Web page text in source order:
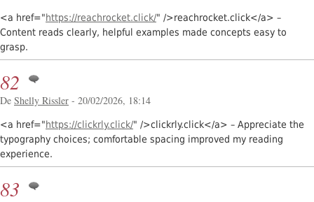
<a href="https://reachrocket.click/" />reachrocket.click</a> –
Content reads clearly, helpful examples made concepts easy to
grasp.
82
De Shelly Rissler - 20/02/2026, 18:14
<a href="https://clickrly.click/" />clickrly.click</a> – Appreciate the
typography choices; comfortable spacing improved my reading
experience.
83